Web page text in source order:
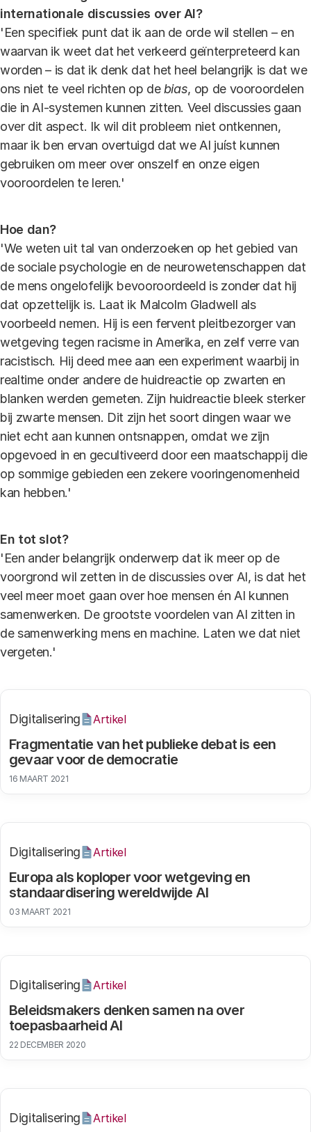
internationale discussies over AI?
'Een specifiek punt dat ik aan de orde wil stellen – en
waarvan ik weet dat het verkeerd geïnterpreteerd kan
worden – is dat ik denk dat het heel belangrijk is dat we
ons niet te veel richten op debias, op de vooroordelen
die in AI-systemen kunnen zitten. Veel discussies gaan
over dit aspect. Ik wil dit probleem niet ontkennen,
maar ik ben ervan overtuigd dat we AI juíst kunnen
gebruiken om meer over onszelf en onze eigen
vooroordelen te leren.'
Hoe dan?
'We weten uit tal van onderzoeken op het gebied van
de sociale psychologie en de neuroweten­schappen dat
de mens ongelofelijk bevooroordeeld is zonder dat hij
dat opzettelijk is. Laat ik Malcolm Gladwell als
voorbeeld nemen. Hij is een fervent pleitbezorger van
wetgeving tegen racisme in Amerika, en zelf verre van
racistisch. Hij deed mee aan een experiment waarbij in
realtime onder andere de huidreactie op zwarten en
blanken werden gemeten. Zijn huidreactie bleek sterker
bij zwarte mensen. Dit zijn het soort dingen waar we
niet echt aan kunnen ontsnappen, omdat we zijn
opgevoed in en gecultiveerd door een maatschappij die
op sommige gebieden een zekere vooringenomenheid
kan hebben.'
En tot slot?
'Een ander belangrijk onderwerp dat ik meer op de
voorgrond wil zetten in de discussies over AI, is dat het
veel meer moet gaan over hoe mensen én AI kunnen
samenwerken. De grootste voordelen van AI zitten in
de samenwerking mens en machine. Laten we dat niet
vergeten.'
Fragmentatie van het publieke debat is een
gevaar voor de democratie
Digitalisering Artikel
16 MAART 2021
Europa als koploper voor wetgeving en
standaardisering wereldwijde AI
Digitalisering Artikel
03 MAART 2021
Beleidsmakers denken samen na over
toepasbaarheid AI
Digitalisering Artikel
22 DECEMBER 2020
Digitalisering Artikel